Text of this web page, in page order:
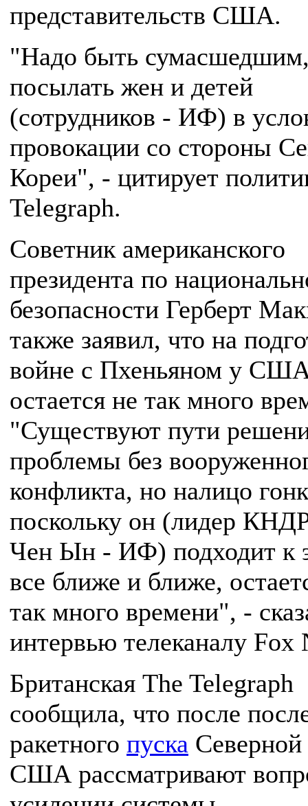
представительств США.
"Надо быть
посылать жен и детей
(сотрудников - ИФ) в
провокации со стороны
Кореи", - цитирует
Telegraph.
Советник американского
президента по
безопасности Герберт
также заявил, что на
войне с Пхеньяном у
остается не так много
"Существуют пути
проблемы без
конфликта, но налицо
поскольку он (лидер
Чен Ын - ИФ) подходит к
все ближе и ближе,
так много времени", -
интервью телеканалу Fox
Британская The Telegraph
сообщила, что после
ракетного пуска
США рассматривают